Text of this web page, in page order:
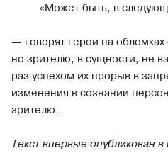
«Может быть, в
— говорят герои на
но зрителю, в сущности, не
раз успехом их прорыв в
изменения в сознании
зрителю.
Текст впервые опубликован